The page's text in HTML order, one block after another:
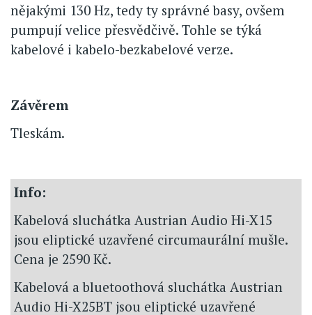
nějakými 130 Hz, tedy ty správné basy, ovšem
pumpují velice přesvědčivě. Tohle se týká
kabelové i kabelo-bezkabelové verze.
Závěrem
Tleskám.
Info:
Kabelová sluchátka Austrian Audio Hi-X15
jsou eliptické uzavřené circumaurální mušle.
Cena je 2590 Kč.
Kabelová a bluetoothová sluchátka Austrian
Audio Hi-X25BT jsou eliptické uzavřené